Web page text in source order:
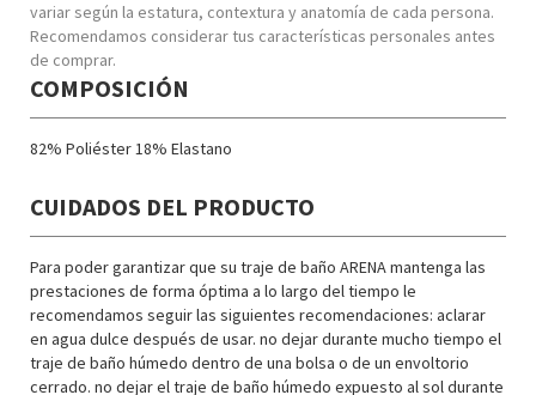
variar según la estatura, contextura y anatomía de cada persona.
Recomendamos considerar tus características personales antes
de comprar.
COMPOSICIÓN
82% Poliéster 18% Elastano
CUIDADOS DEL PRODUCTO
Para poder garantizar que su traje de baño ARENA mantenga las
prestaciones de forma óptima a lo largo del tiempo le
recomendamos seguir las siguientes recomendaciones: aclarar
en agua dulce después de usar. no dejar durante mucho tiempo el
traje de baño húmedo dentro de una bolsa o de un envoltorio
cerrado. no dejar el traje de baño húmedo expuesto al sol durante